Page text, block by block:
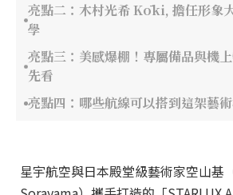
亮點二：木村光希 Kōki, 擔任形象
學
亮點三：美感爆棚！專屬備品與機
先看
亮點四：哪些航線可以搭到這架藝術
星宇航空與日本殿堂級藝術家空山基